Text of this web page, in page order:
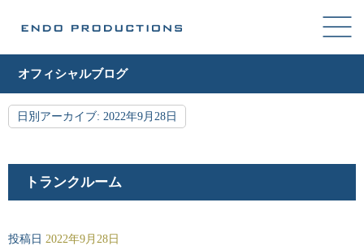
オフィシャルブログ
日別アーカイブ: 2022年9月28日
トランクルーム
投稿日 2022年9月28日